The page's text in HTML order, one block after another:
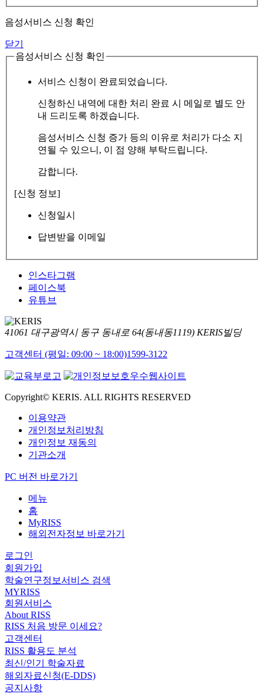
음성서비스 신청 확인
닫기
음성서비스 신청 확인
서비스 신청이 완료되었습니다.
신청하신 내역에 대한 처리 완료 시 메일로 별도 안
내 드리도록 하겠습니다.
음성서비스 신청 증가 등의 이유로 처리가 다소 지
연될 수 있으니, 이 점 양해 부탁드립니다.
감합니다.
[신청 정보]
신청일시
답변받을 이메일
인스타그램
페이스북
유튜브
41061 대구광역시 동구 동내로 64(동내동1119) KERIS빌딩
고객센터 (평일: 09:00 ~ 18:00)1599-3122
Copyright© KERIS. ALL RIGHTS RESERVED
이용약관
개인정보처리방침
개인정보 재동의
기관소개
PC 버전 바로가기
메뉴
홈
MyRISS
해외전자정보 바로가기
로그인
회원가입
학술연구정보서비스 검색
MYRISS
회원서비스
About RISS
RISS 처음 방문 이세요?
고객센터
RISS 활용도 분석
최신/인기 학술자료
해외자료신청(E-DDS)
공지사항